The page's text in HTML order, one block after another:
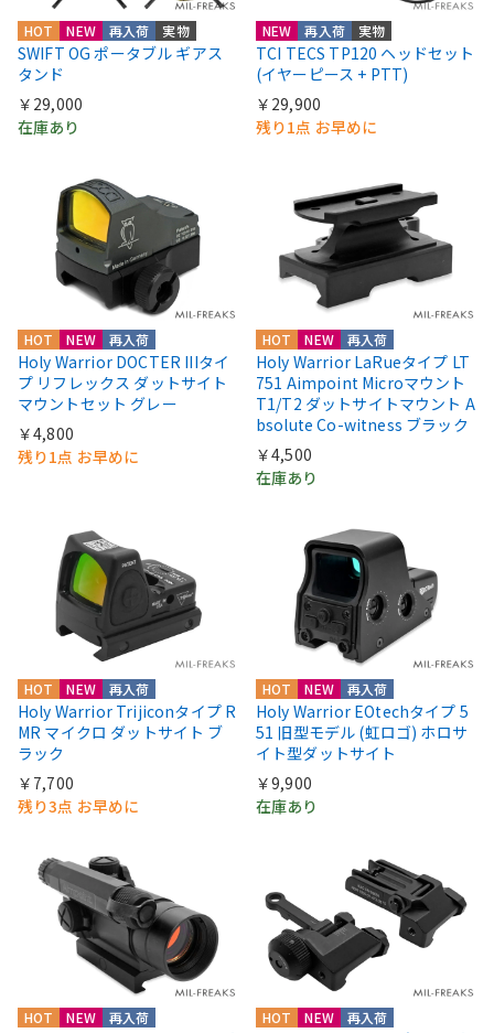
HOT NEW 再入荷 実物
SWIFT OG ポータブル ギアス
タンド
￥29,000
在庫あり
NEW 再入荷 実物
TCI TECS TP120 ヘッドセット
(イヤーピース + PTT)
￥29,900
残り1点 お早めに
HOT NEW 再入荷
Holy Warrior DOCTER IIIタイ
プ リフレックス ダットサイト
マウントセット グレー
￥4,800
残り1点 お早めに
HOT NEW 再入荷
Holy Warrior LaRueタイプ LT
751 Aimpoint Microマウント
T1/T2 ダットサイトマウント A
bsolute Co-witness ブラック
￥4,500
在庫あり
HOT NEW 再入荷
Holy Warrior Trijiconタイプ R
MR マイクロ ダットサイト ブ
ラック
￥7,700
残り3点 お早めに
HOT NEW 再入荷
Holy Warrior EOtechタイプ 5
51 旧型モデル (虹ロゴ) ホロサ
イト型ダットサイト
￥9,900
在庫あり
HOT NEW 再入荷 HOT NEW 再入荷